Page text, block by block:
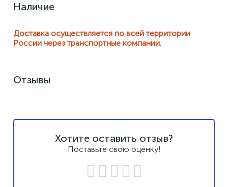
Наличие
Доставка осуществляется по всей территории
России через транспортные компании.
Отзывы
Хотите оставить отзыв?
Поставьте свою оценку!